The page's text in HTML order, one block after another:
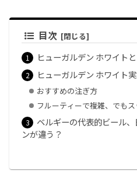
目次
ヒューガルデン ホワイト
ヒューガルデン ホワイト
おすすめの注ぎ方
フルーティーで複雑、でも
ベルギーの代表的ビール
ンが違う？